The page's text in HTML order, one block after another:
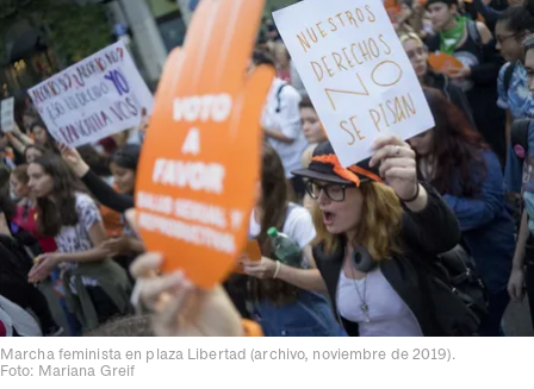
Marcha feminista en plaza Libertad (archivo, noviembre de 2019).
Foto: Mariana Greif